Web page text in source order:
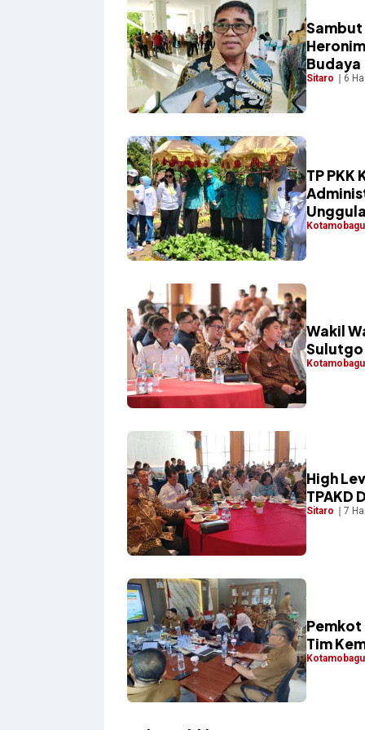
Sambut
Budaya
Sitaro 6
TP
Kotamobagu
Wakil
Sulutgo
Kotamobagu
High
TPAKD
Sitaro 7
Pemkot
Tim
Kotamobagu